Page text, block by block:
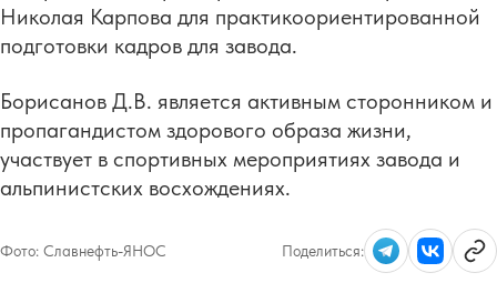
Николая Карпова для практикоориентированной
подготовки кадров для завода.
Борисанов Д.В. является активным сторонником и
пропагандистом здорового образа жизни,
участвует в спортивных мероприятиях завода и
альпинистских восхождениях.
Фото: Славнефть-ЯНОС Поделиться: